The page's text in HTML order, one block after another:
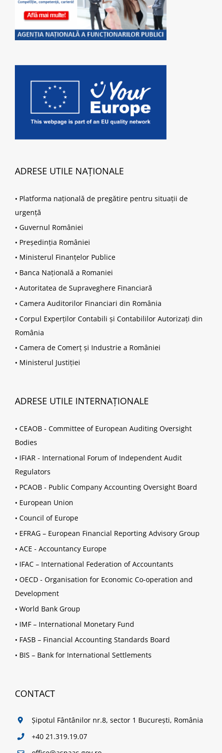
ADRESE UTILE NAȚIONALE
• Platforma națională de pregătire pentru situații de
urgență
• Guvernul României
• Președinția României
• Ministerul Finanțelor Publice
• Banca Națională a Romaniei
• Autoritatea de Supraveghere Financiară
• Camera Auditorilor Financiari din România
• Corpul Experților Contabili și Contabililor Autorizați din
România
• Camera de Comerț și Industrie a României
• Ministerul Justiției
ADRESE UTILE INTERNAȚIONALE
• CEAOB - Committee of European Auditing Oversight
Bodies
• IFIAR - International Forum of Independent Audit
Regulators
• PCAOB - Public Company Accounting Oversight Board
• European Union
• Council of Europe
• EFRAG – European Financial Reporting Advisory Group
• ACE - Accountancy Europe
• IFAC – International Federation of Accountants
• OECD - Organisation for Economic Co-operation and
Development
• World Bank Group
• IMF – International Monetary Fund
• FASB – Financial Accounting Standards Board
• BIS – Bank for International Settlements
CONTACT
Șipotul Fântânilor nr.8, sector 1 București, România
+40 21.319.19.07